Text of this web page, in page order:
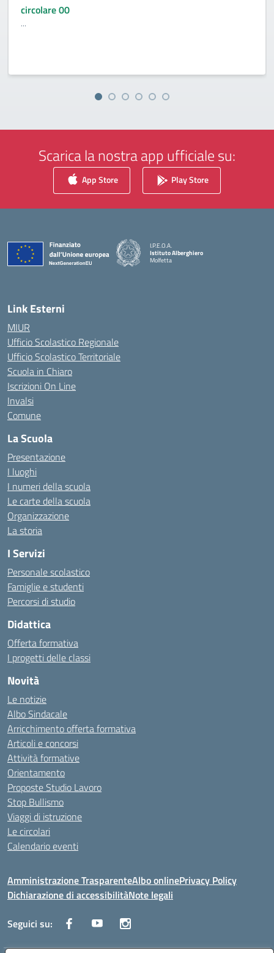
circolare 00
...
Scarica la nostra app ufficiale su:
App Store Play Store
I.P.E.O.A.
Istituto Alberghiero
Molfetta
Link Esterni
MIUR
Ufficio Scolastico Regionale
Ufficio Scolastico Territoriale
Scuola in Chiaro
Iscrizioni On Line
Invalsi
Comune
La Scuola
Presentazione
I luoghi
I numeri della scuola
Le carte della scuola
Organizzazione
La storia
I Servizi
Personale scolastico
Famiglie e studenti
Percorsi di studio
Didattica
Offerta formativa
I progetti delle classi
Novità
Le notizie
Albo Sindacale
Arricchimento offerta formativa
Articoli e concorsi
Attività formative
Orientamento
Proposte Studio Lavoro
Stop Bullismo
Viaggi di istruzione
Le circolari
Calendario eventi
Amministrazione TrasparenteAlbo onlinePrivacy Policy
Dichiarazione di accessibilitàNote legali
Seguici su: